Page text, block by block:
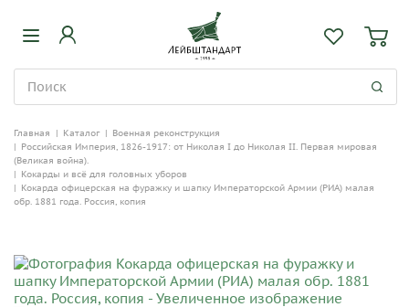
Главная | Каталог | Военная реконструкция
| Российская Империя, 1826-1917: от Николая I до Николая II. Первая мировая
(Великая война).
| Кокарды и всё для головных уборов
| Кокарда офицерская на фуражку и шапку Императорской Армии (РИА) малая
обр. 1881 года. Россия, копия